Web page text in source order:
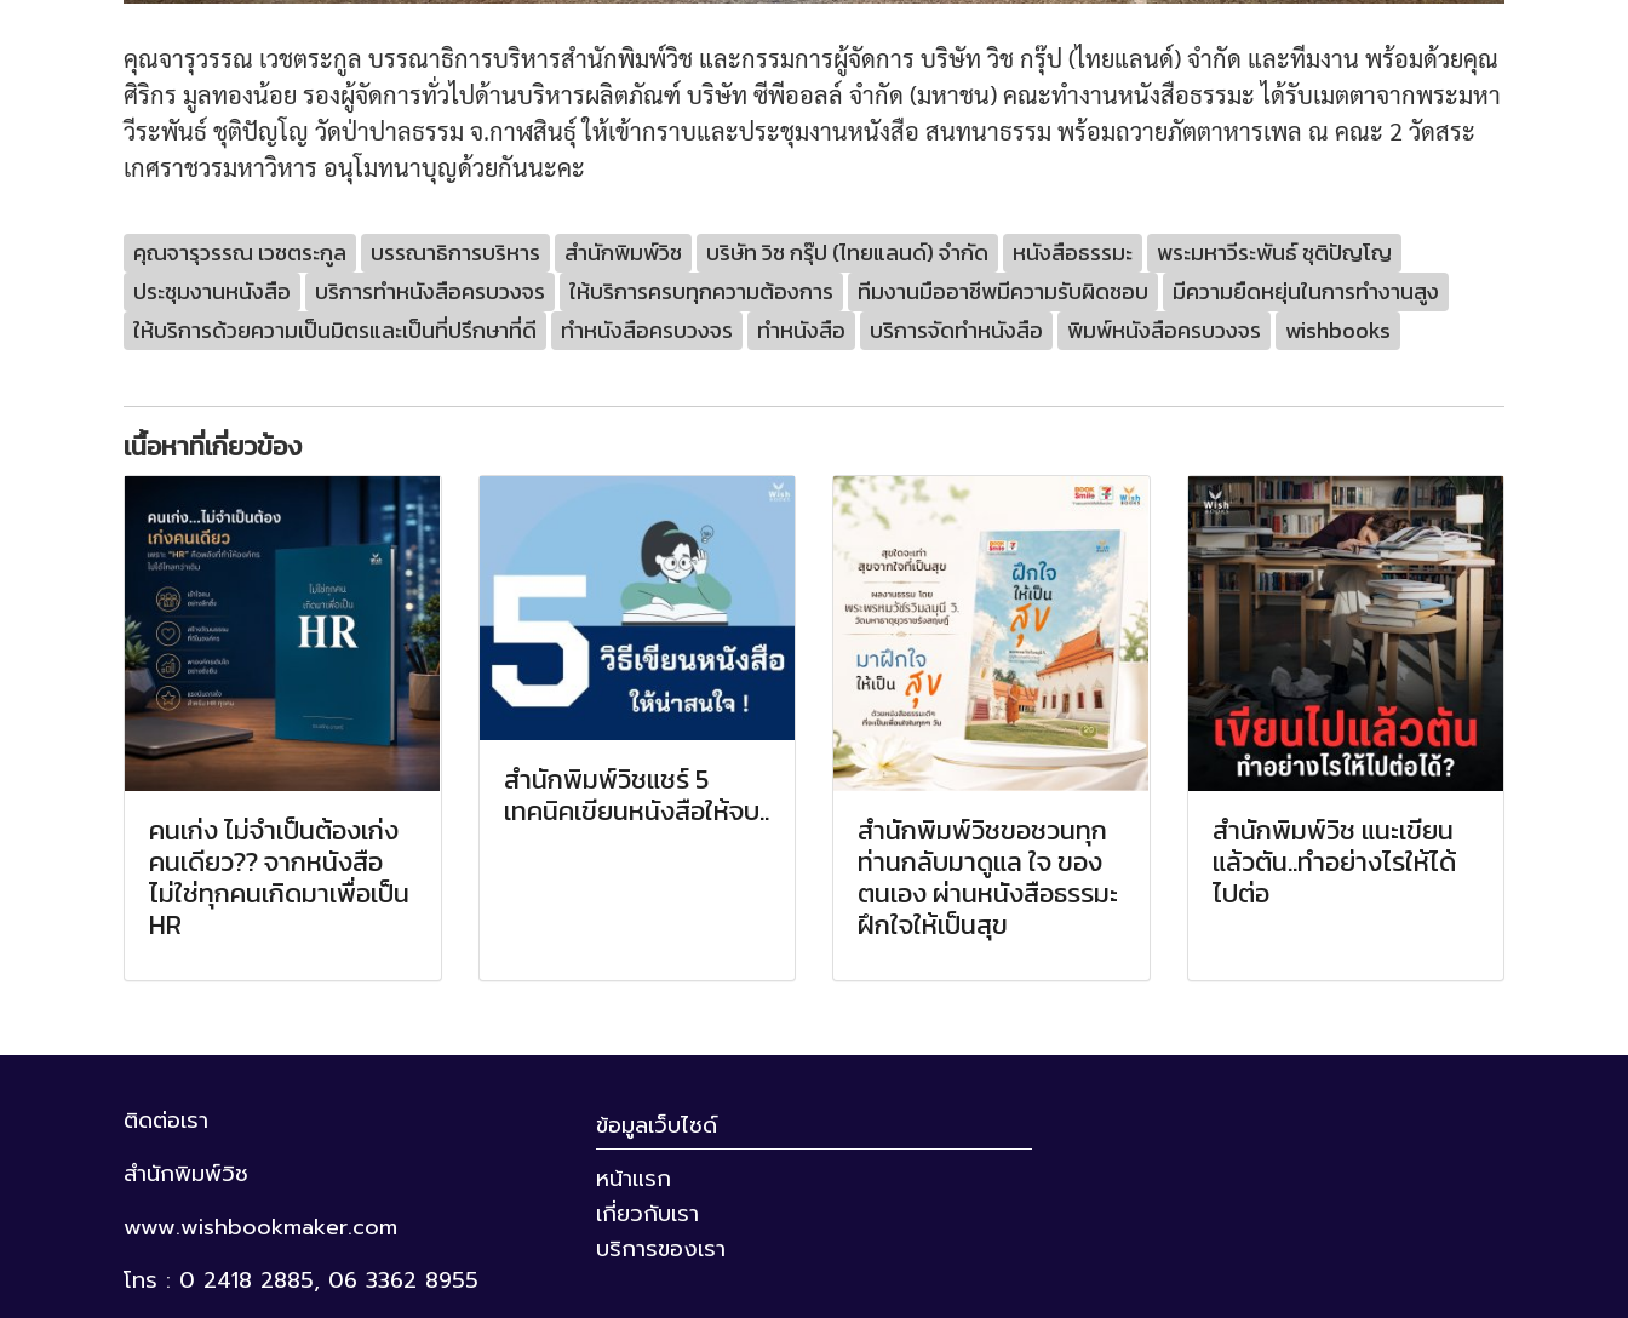
คุณจารุวรรณ เวชตระกูล บรรณาธิการบริหารสำนักพิมพ์วิช และกรรมการผู้จัดการ บริษัท วิช กรุ๊ป (ไทยแลนด์) จำกัด และทีมงาน พร้อมด้วยคุณ
ศิริกร มูลทองน้อย รองผู้จัดการทั่วไปด้านบริหารผลิตภัณฑ์ บริษัท ซีพีออลล์ จำกัด (มหาชน) คณะทำงานหนังสือธรรมะ ได้รับเมตตาจากพระมหา
วีระพันธ์ ชุติปัญโญ วัดป่าปาลธรรม จ.กาฬสินธุ์ ให้เข้ากราบและประชุมงานหนังสือ สนทนาธรรม พร้อมถวายภัตตาหารเพล ณ คณะ 2 วัดสระ
เกศราชวรมหาวิหาร อนุโมทนาบุญด้วยกันนะคะ
คุณจารุวรรณ เวชตระกูล บรรณาธิการบริหาร สำนักพิมพ์วิช บริษัท วิช กรุ๊ป (ไทยแลนด์) จำกัด หนังสือธรรมะ
พระมหาวีระพันธ์ ชุติปัญโญ
ประชุมงานหนังสือ
บริการทำหนังสือครบวงจร ให้บริการครบทุกความต้องการ ทีมงานมืออาชีพมีความรับผิดชอบ
มีความยืดหยุ่นในการทำงานสูง
ให้บริการด้วยความเป็นมิตรและเป็นที่ปรึกษาที่ดี
ทำหนังสือครบวงจร ทำหนังสือ บริการจัดทำหนังสือ พิมพ์หนังสือครบวงจร wishbooks
เนื้อหาที่เกี่ยวข้อง
คนเก่ง ไม่จำเป็นต้องเก่ง
คนเดียว?? จากหนังสือ
ไม่ใช่ทุกคนเกิดมาเพื่อเป็น
HR
สำนักพิมพ์วิชแชร์ 5
เทคนิคเขียนหนังสือให้จบ.. สำนักพิมพ์วิชขอชวนทุก
ท่านกลับมาดูแล ใจ ของ
ตนเอง ผ่านหนังสือธรรมะ
ฝึกใจให้เป็นสุข
สำนักพิมพ์วิช แนะเขียน
แล้วตัน..ทำอย่างไรให้ได้
ไปต่อ
ติดต่อเรา
สำนักพิมพ์วิช
www.wishbookmaker.com
โทร : 0 2418 2885, 06 3362 8955
ข้อมูลเว็บไซด์
หน้าแรก
เกี่ยวกับเรา
บริการของเรา